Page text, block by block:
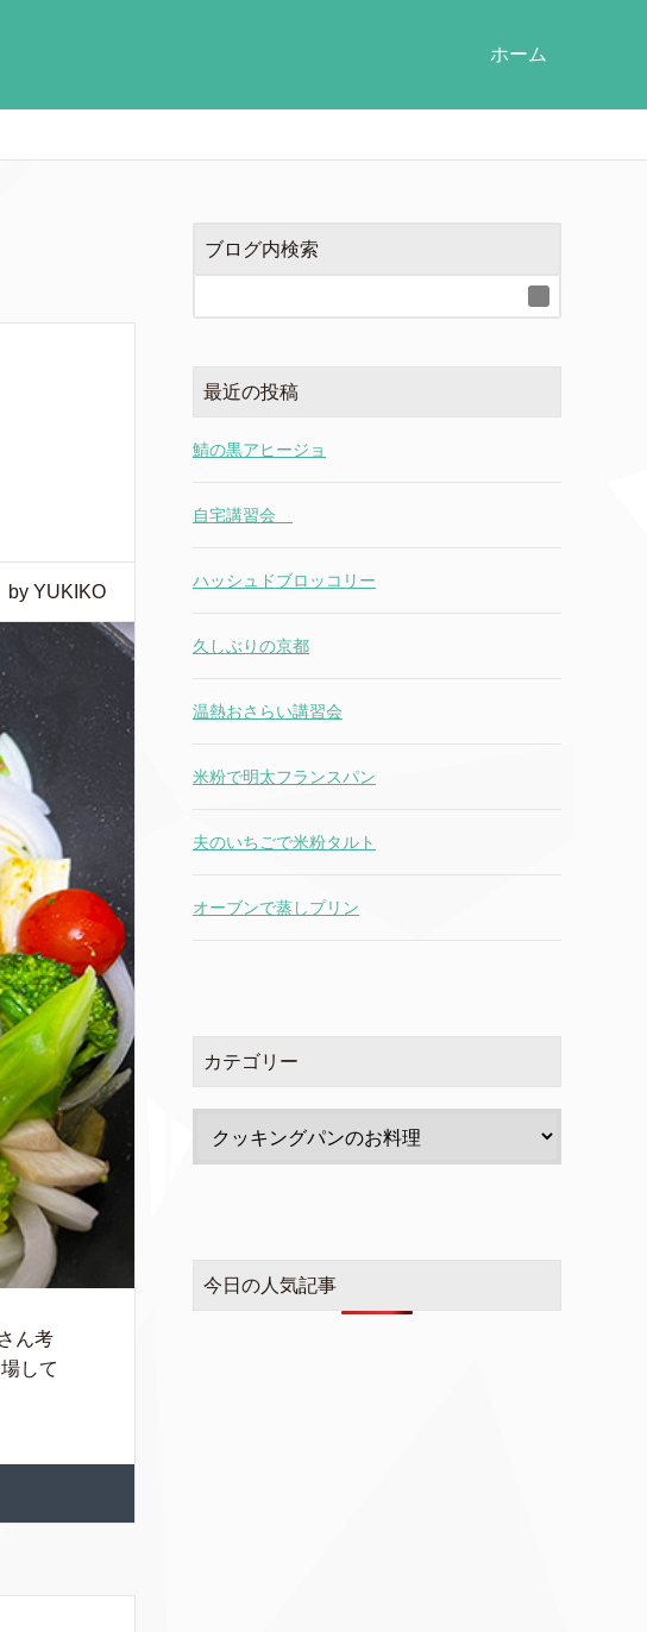
ホーム
by YUKIKO
ん考
して
ブログ内検索
最近の投稿
鯖の黒アヒージョ
自宅講習会
ハッシュドブロッコリー
久しぶりの京都
温熱おさらい講習会
米粉で明太フランスパン
夫のいちごで米粉タルト
オーブンで蒸しプリン
カテゴリー
今日の人気記事